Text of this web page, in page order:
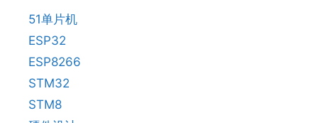
51单片机
ESP32
ESP8266
STM32
STM8